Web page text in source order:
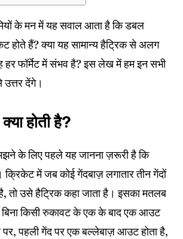
के मन में यह सवाल आता है कि डबल
होते हैं? क्या यह सामान्य हैट्रिक से अलग
हर फॉर्मेट में संभव है? इस लेख में हम इन सभी
उत्तर देंगे।
होती है?
के लिए पहले यह जानना ज़रूरी है कि
क्रिकेट में जब कोई गेंदबाज़ लगातार तीन गेंदों
तो उसे हैट्रिक कहा जाता है। इसका मतलब
बिना किसी रुकावट के एक के बाद एक आउट
पर, पहली गेंद पर एक बल्लेबाज़ आउट होता है,